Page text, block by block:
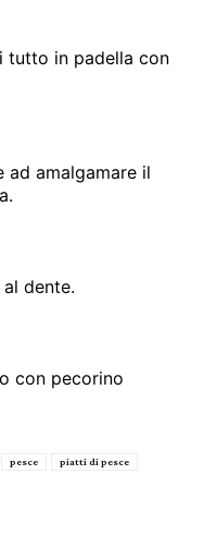
tutto in padella con
ad amalgamare il
dente.
con pecorino
pesce piatti di pesce